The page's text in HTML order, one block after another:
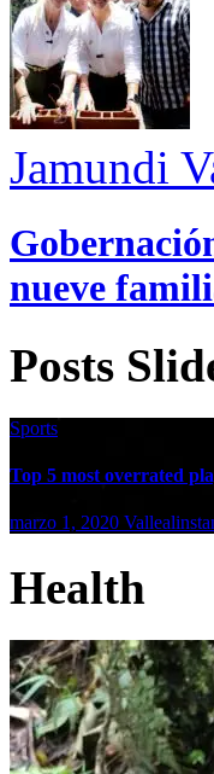
Jamundi
nueve
Posts
Sports
Top 5 most overrated
marzo 1, 2020
Health